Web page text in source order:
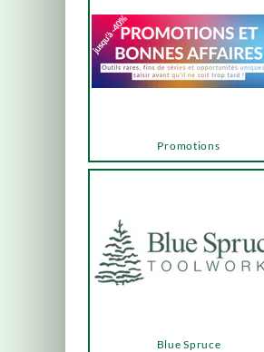
accéder via les menus ou
Un produit en rupture de
en savoir plus.
En bas de cette page,
Promotions
Blue Spruce